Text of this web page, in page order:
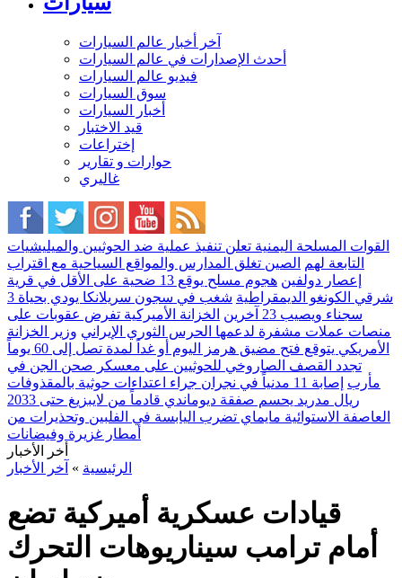
آخر أخبار عالم السيارات
أحدث الإصدارات في عالم السيارات
فيديو عالم السيارات
سوق السيارات
أخبار السيارات
قيد الاختبار
إختراعات
حوارات و تقارير
غاليري
القوات المسلحة اليمنية تعلن تنفيذ عملية ضد الحوثيين والميليشيات
التابعة لهم
الصين تغلق المدارس والمواقع السياحية مع اقتراب
إعصار دولفين
هجوم مسلح يوقع 13 ضحية على الأقل في قرية
شرقي الكونغو الديمقراطية
شغب في سجون سريلانكا يودي بحياة 3
سجناء ويصيب 23 آخرين
الخزانة الأميركية تفرض عقوبات على
منصات عملات مشفرة لدعمها الحرس الثوري الإيراني وزير الخزانة
الأمريكي يتوقع فتح مضيق هرمز اليوم أو غداً لمدة تصل إلى 60 يوماً
تجدد القصف الصاروخي للحوثيين على معسكر صحن الجن في
مأرب إصابة 11 مدنياً في نجران جراء اعتداءات حوثية بالمقذوفات
ريال مدريد يحسم صفقة ديوماندي قادماً من لايبزيغ حتى 2033
العاصفة الاستوائية مايماي تضرب اليابسة في الفلبين وتحذيرات من
أمطار غزيرة وفيضانات
أخر الأخبار
الرئيسية » آخر الأخبار
قيادات عسكرية أميركية تضع
أمام ترامب سيناريوهات التحرك